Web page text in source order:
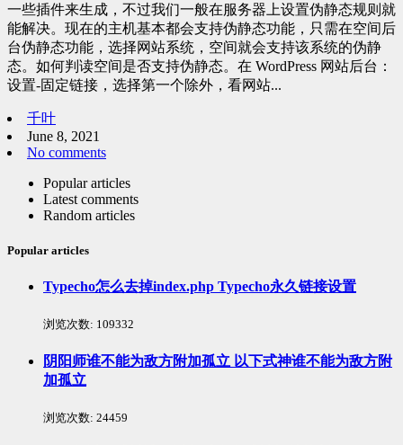
一些插件来生成，不过我们一般在服务器上设置伪静态规则就
能解决。现在的主机基本都会支持伪静态功能，只需在空间后
台伪静态功能，选择网站系统，空间就会支持该系统的伪静
态。如何判读空间是否支持伪静态。在 WordPress 网站后台：
设置-固定链接，选择第一个除外，看网站...
千叶
June 8, 2021
No comments
Popular articles
Latest comments
Random articles
Popular articles
Typecho怎么去掉index.php Typecho永久链接设置
浏览次数: 109332
阴阳师谁不能为敌方附加孤立 以下式神谁不能为敌方附
加孤立
浏览次数: 24459